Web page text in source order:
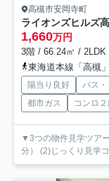
高槻市安岡寺町
ライオンズヒルズ
1,660万円
3階 / 66.24㎡ / 2LDK
東海道本線「高槻
陽当り良好 バス・
都市ガス
コンロ
▼3つの物件見学ツア
分） (2)じっくり見学